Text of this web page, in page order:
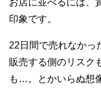
お店に並べるには、
印象です。
22日間で売れなかっ
販売する側のリスク
も…。とかいらぬ想